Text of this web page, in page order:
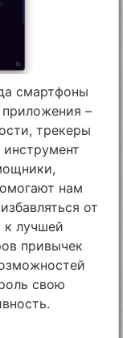
смартфоны
–
трекеры
нам
от
к лучшей
привычек
свою